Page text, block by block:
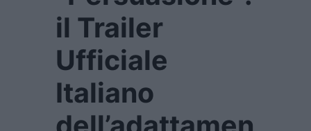
il Trailer
Ufficiale
Italiano